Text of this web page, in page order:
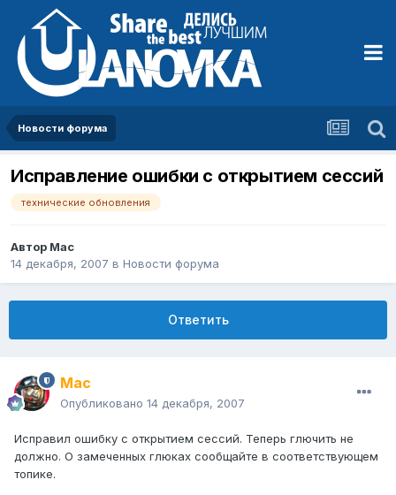
Новости форума
Исправление ошибки с открытием сессий
технические обновления
Автор Mac
14 декабря, 2007 в Новости форума
Ответить
Mac
Опубликовано 14 декабря, 2007
Исправил ошибку с открытием сессий. Теперь глючить не
должно. О замеченных глюках сообщайте в соответствующем
топике.